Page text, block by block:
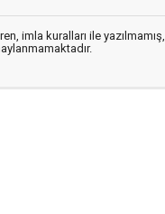
imla kuralları ile yazılmamış,